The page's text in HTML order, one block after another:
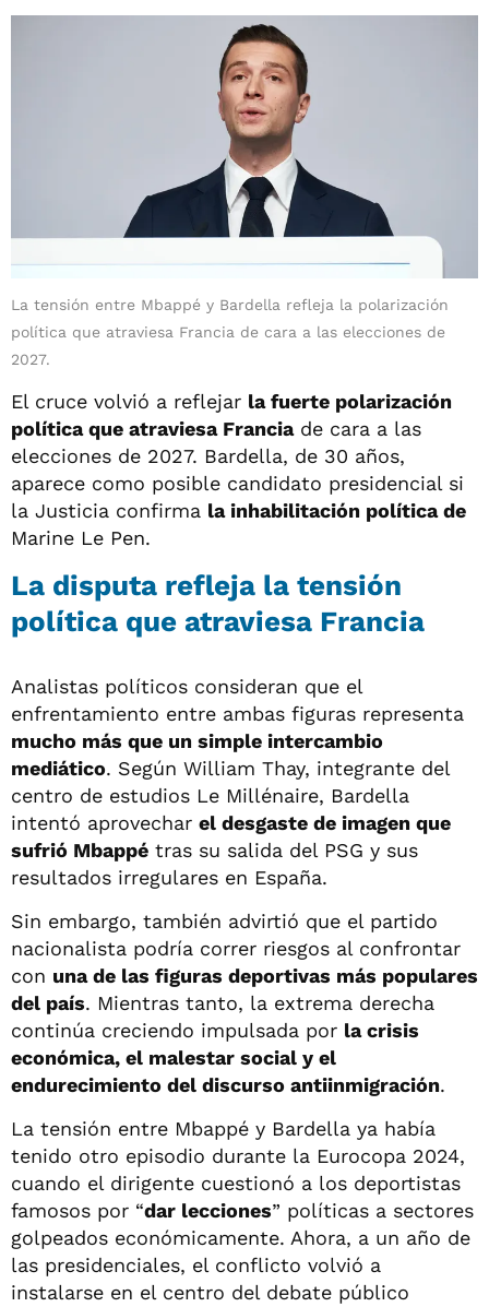
La tensión entre Mbappé y Bardella refleja la polarización
política que atraviesa Francia de cara a las elecciones de
2027.
El cruce volvió a reflejar la fuerte polarización
política que atraviesa Franciade cara a las
elecciones de 2027. Bardella, de 30 años,
aparece como posible candidato presidencial si
la Justicia confirma la inhabilitación política de
Marine Le Pen.
La disputa refleja la tensión
política que atraviesa Francia
Analistas políticos consideran que el
enfrentamiento entre ambas figuras representa
mucho más que un simple intercambio
mediático. Según William Thay, integrante del
centro de estudios Le Millénaire, Bardella
intentó aprovechar el desgaste de imagen que
sufrió Mbappé tras su salida del PSG y sus
resultados irregulares en España.
Sin embargo, también advirtió que el partido
nacionalista podría correr riesgos al confrontar
con una de las figuras deportivas más populares
del país. Mientras tanto, la extrema derecha
continúa creciendo impulsada por la crisis
económica, el malestar social y el
endurecimiento del discurso antiinmigración.
La tensión entre Mbappé y Bardella ya había
tenido otro episodio durante la Eurocopa 2024,
cuando el dirigente cuestionó a los deportistas
famosos por “dar lecciones” políticas a sectores
golpeados económicamente. Ahora, a un año de
las presidenciales, el conflicto volvió a
instalarse en el centro del debate público